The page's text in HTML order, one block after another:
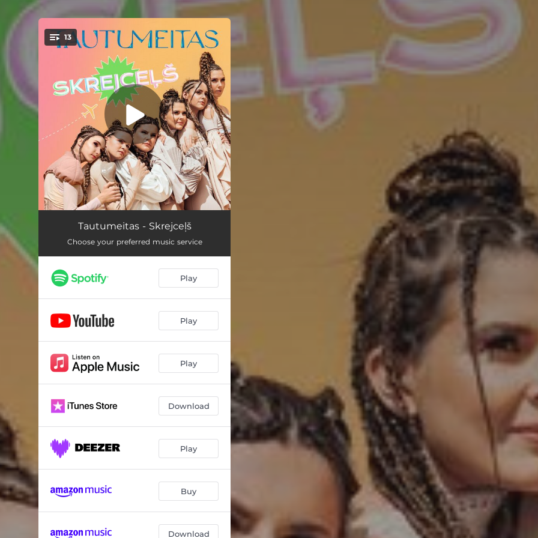
You're all set!
13
Vīna ūtrai
Arājiņš 03:05
Panama 02:40
Muoseņa (feat. Renārs Kaupers) 03:26
Rūžiņu duorziņā 04:06
Spodrē manu augumiņu
Mežā 03:15
Rise up! (Tribute to Marija Golubova) 04:11
Suņi rēja 03:35
Skrejceļš 01:29
Dziedat, meitas! 02:36
Tautumeitas - Skrejceļš
Choose your preferred music service
Play
Play
Play
Download
Play
Buy
Download